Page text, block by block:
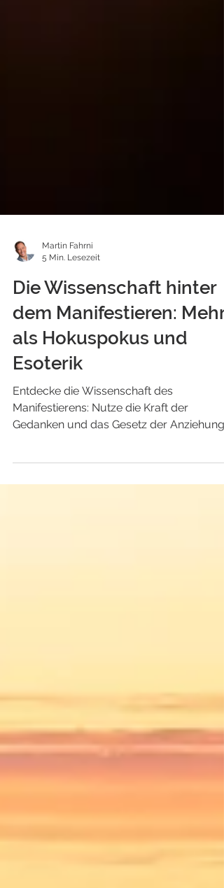
5 Min. Lesezeit
Die Wissenschaft hinter
dem Manifestieren: Mehr
als Hokuspokus und
Esoterik
Entdecke die Wissenschaft des
Manifestierens: Nutze die Kraft der
um deine Wünsche zu erreichen.